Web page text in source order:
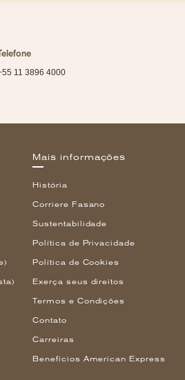
11 3896 4000
Mais informações
História
Corriere Fasano
Sustentabilidade
Política de Privacidade
Política de Cookies
Exerça seus direitos
Termos e Condições
Contato
Carreiras
Benefícios American Express